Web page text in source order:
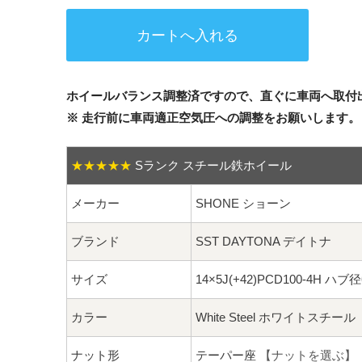
ホイールバランス調整済ですので、直ぐに車両へ取付
※ 走行前に車両適正空気圧への調整をお願いします。
★★★★★ Sランク スチール鉄ホイール
メーカー SHONE ショーン
ブランド SST DAYTONA デイトナ
サイズ 14×5J(+42)PCD100-4H ハブ
カラー White Steel ホワイトスチール
ナット形 テーパー座 【ナットを選ぶ】